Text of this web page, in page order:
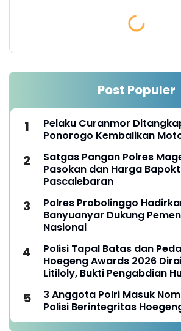
Post Populer
Pelaku Curanmor
Ponorogo Kembalikan
Satgas Pangan Polres
Pasokan dan Harga
Pascalebaran
Polres Probolinggo
Banyuanyar Dukung
Nasional
Polisi Tapal Batas dan
Hoegeng Awards 2026
Litiloly, Bukti Pengabdian
3 Anggota Polri Masuk
Polisi Berintegritas